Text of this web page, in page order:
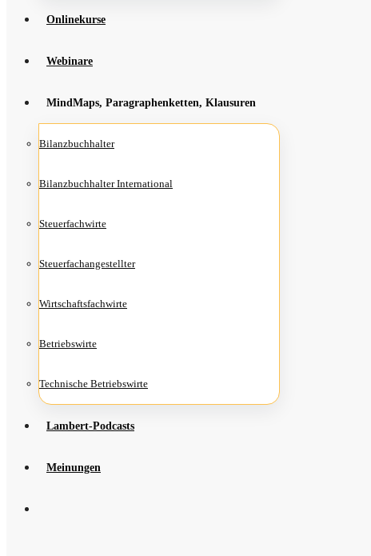
Online­kur­se
Web­i­na­re
Mind­Maps, Para­gra­phen­ket­ten, Klausuren
Bilanz­buch­hal­ter
Bilanz­buch­hal­ter International
Steu­er­fach­wir­te
Steu­er­fach­an­ge­stell­ter
Wirt­schafts­fach­wir­te
Betriebs­wir­te
Tech­ni­sche Betriebswirte
Lam­­bert-Pod­­casts
Mei­nun­gen